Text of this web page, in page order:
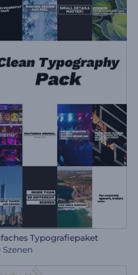
Typografiepaket
Szenen